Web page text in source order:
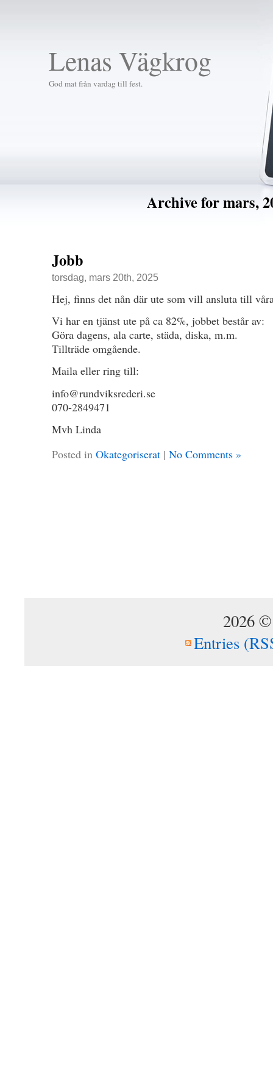
Lenas Vägkrog
God mat från vardag till fest.
Archive for mars,
Jobb
torsdag, mars 20th, 2025
Hej, finns det nån där ute som vill ansluta till
Vi har en tjänst ute på ca 82%, jobbet består av:
Göra dagens, ala carte, städa, diska, m.m.
Tillträde omgående.
Maila eller ring till:
info@rundviksrederi.se
070-2849471
Mvh Linda
Posted in Okategoriserat| No Comments »
2026
Entries